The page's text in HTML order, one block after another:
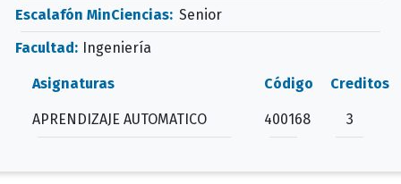
Escalafón MinCiencias: Senior
Facultad:
Ingeniería
Asignaturas Código Creditos
APRENDIZAJE AUTOMATICO 400168 3